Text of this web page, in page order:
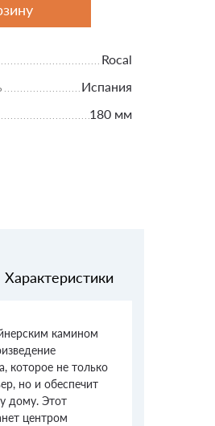
Rocal
Испания
180 мм
Характеристики
камином
которое не только
но и обеспечит
дому. Этот
центром